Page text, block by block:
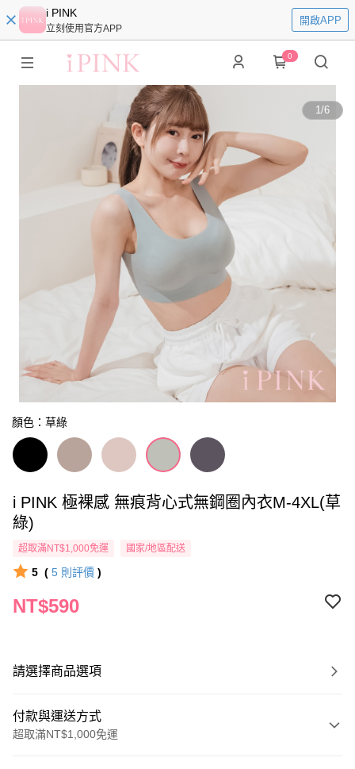
i PINK
立刻使用官方APP
開啟APP
0
1/6
顏色：草綠
i PINK 極裸感 無痕背心式無鋼圈內衣M-4XL(草
綠)
超取滿NT$1,000免運 國家/地區配送
5 ( 5 則評價 )
NT$590
請選擇商品選項
付款與運送方式
超取滿NT$1,000免運